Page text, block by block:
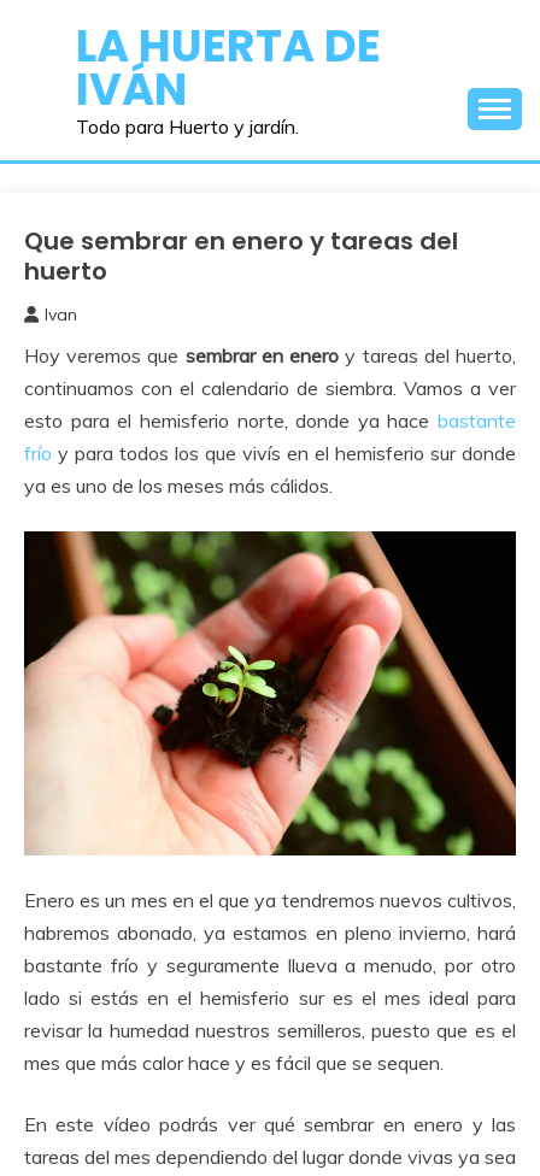
contenidoLA HUERTA DE
IVÁN
Todo para Huerto y jardín.
calendario
de
Que sembrar en enero y tareas del
huerto
enero,
2024
Ivan
Hoy veremos que sembrar enenero y tareas del huerto,
continuamos con el calendario de siembra. Vamos a ver
esto para el hemisferio norte, donde ya hace bastante
frío y para todos los que vivís en el hemisferio sur donde
ya es uno de los meses más cálidos.
Enero es un mes en el que ya tendremos nuevos cultivos,
habremos abonado, ya estamos en pleno invierno, hará
bastante frío y seguramente llueva a menudo, por otro
lado si estás en el hemisferio sur es el mes ideal para
revisar la humedad nuestros semilleros, puesto que es el
mes que más calor hace y es fácil que se sequen.
En este vídeo podrás ver qué sembrar en enero y las
tareas del mes dependiendo del lugar donde vivas ya sea